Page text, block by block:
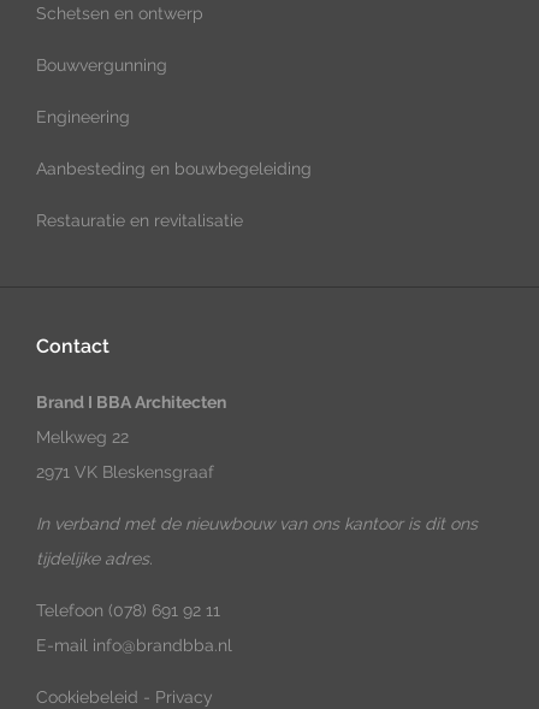
Schetsen en ontwerp
Bouwvergunning
Engineering
Aanbesteding en bouwbegeleiding
Restauratie en revitalisatie
Contact
Brand I BBA Architecten
Melkweg 22
2971 VK Bleskensgraaf
In verband met de nieuwbouw van ons kantoor is dit ons
tijdelijke adres.
Telefoon (078) 691 92 11
E-mail info@brandbba.nl
Cookiebeleid - Privacy